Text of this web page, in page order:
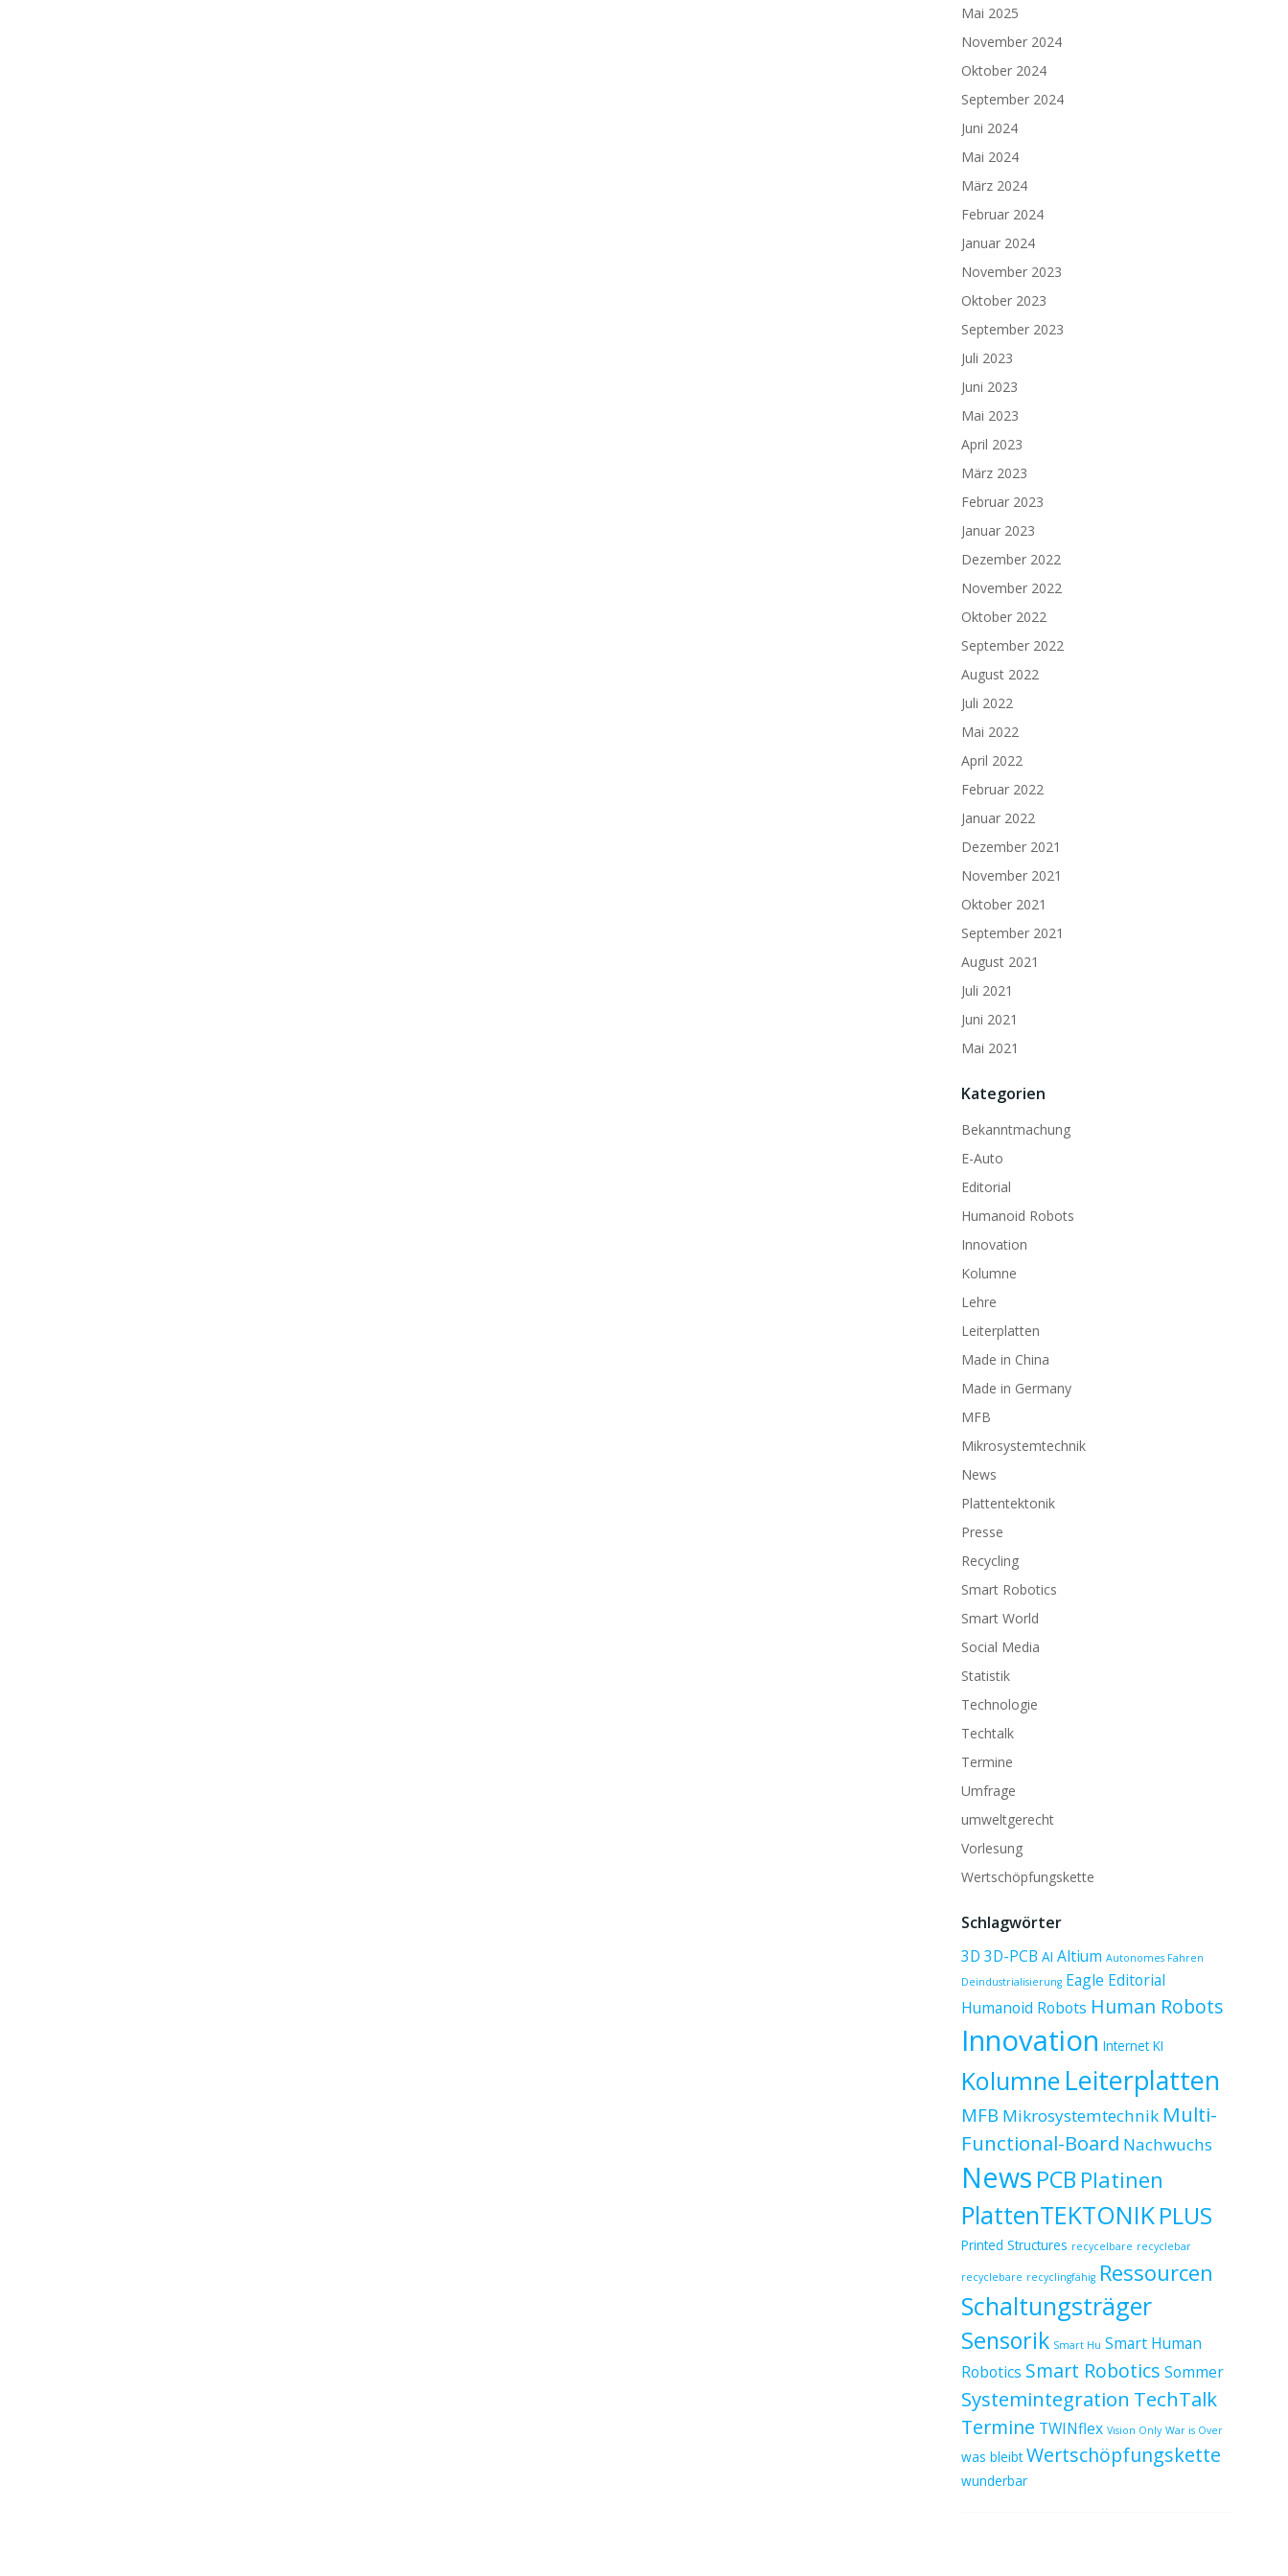
Mai 2025
November 2024
Oktober 2024
September 2024
Juni 2024
Mai 2024
März 2024
Februar 2024
Januar 2024
November 2023
Oktober 2023
September 2023
Juli 2023
Juni 2023
Mai 2023
April 2023
März 2023
Februar 2023
Januar 2023
Dezember 2022
November 2022
Oktober 2022
September 2022
August 2022
Juli 2022
Mai 2022
April 2022
Februar 2022
Januar 2022
Dezember 2021
November 2021
Oktober 2021
September 2021
August 2021
Juli 2021
Juni 2021
Mai 2021
Kategorien
Bekanntmachung
E-Auto
Editorial
Humanoid Robots
Innovation
Kolumne
Lehre
Leiterplatten
Made in China
Made in Germany
MFB
Mikrosystemtechnik
News
Plattentektonik
Presse
Recycling
Smart Robotics
Smart World
Social Media
Statistik
Technologie
Techtalk
Termine
Umfrage
umweltgerecht
Vorlesung
Wertschöpfungskette
Schlagwörter
3D 3D-PCB AI Altium Autonomes Fahren
Deindustrialisierung Eagle Editorial
Humanoid Robots Human Robots
Innovation Internet KI
Kolumne Leiterplatten
MFB Mikrosystemtechnik Multi-
Functional-Board Nachwuchs
News PCB Platinen
PlattenTEKTONIK PLUS
Printed Structures recycelbare recyclebar
recyclebare recyclingfähig Ressourcen
Schaltungsträger
Sensorik Smart Hu Smart Human
Robotics Smart Robotics Sommer
Systemintegration TechTalk
Termine TWINflex Vision Only War is Over
was bleibt Wertschöpfungskette
wunderbar